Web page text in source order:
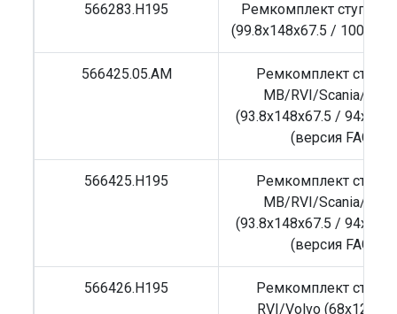
566283.H195
Ремкомплект ступицы
(99.8x148x67.5 /
566425.05.AM
Ремкомплект
MB/RVI/Scania/
(93.8x148x67.5 /
(версия FAG)
566425.H195
Ремкомплект
MB/RVI/Scania/
(93.8x148x67.5 /
(версия FAG)
566426.H195
Ремкомплект
RVI/Volvo